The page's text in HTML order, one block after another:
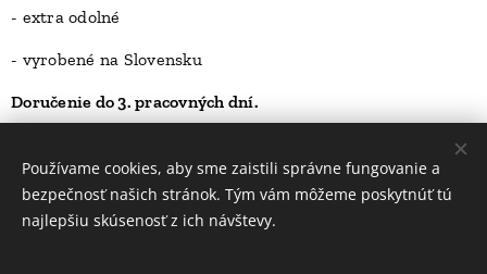
- extra odolné
- vyrobené na Slovensku
Doručenie do 3. pracovných dní.
23,00Kč
Používame cookies, aby sme zaistili správne fungovanie a
bezpečnosť našich stránok. Tým vám môžeme poskytnúť tú
najlepšiu skúsenosť z ich návštevy.